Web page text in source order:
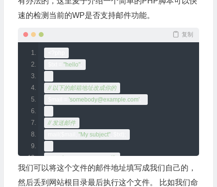
速的检测当前的WP是否支持邮件功能。
复制
"hello";
// 以下的邮箱地址改成你的
'somebody@example.com';
// 发送邮件
"My subject",
'message was sent!';
?>
我们可以将这个文件的邮件地址填写成我们自己的，
然后丢到网站根目录最后执行这个文件。 比如我们命